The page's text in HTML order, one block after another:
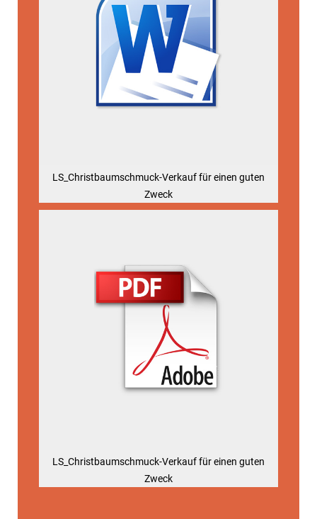
LS_Christbaumschmuck-Verkauf für einen guten
Zweck
LS_Christbaumschmuck-Verkauf für einen guten
Zweck